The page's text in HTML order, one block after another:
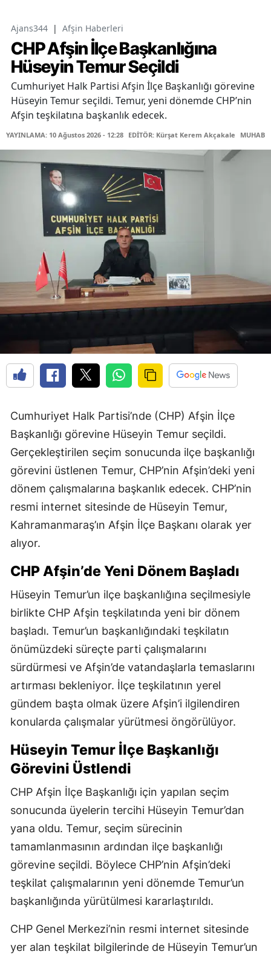
Ajans344 | Afşin Haberleri
CHP Afşin İlçe Başkanlığına
Hüseyin Temur Seçildi
Cumhuriyet Halk Partisi Afşin İlçe Başkanlığı görevine
Hüseyin Temur seçildi. Temur, yeni dönemde CHP’nin
Afşin teşkilatına başkanlık edecek.
YAYINLAMA: 10 Ağustos 2026 - 12:28 EDİTÖR: Kürşat Kerem Akçakale
Cumhuriyet Halk Partisi’nde (CHP) Afşin İlçe
Başkanlığı görevine Hüseyin Temur seçildi.
Gerçekleştirilen seçim sonucunda ilçe başkanlığı
görevini üstlenen Temur, CHP’nin Afşin’deki yeni
dönem çalışmalarına başkanlık edecek. CHP’nin
resmi internet sitesinde de Hüseyin Temur,
Kahramanmaraş’ın Afşin İlçe Başkanı olarak yer
alıyor.
CHP Afşin’de Yeni Dönem Başladı
Hüseyin Temur’un ilçe başkanlığına seçilmesiyle
birlikte CHP Afşin teşkilatında yeni bir dönem
başladı. Temur’un başkanlığındaki teşkilatın
önümüzdeki süreçte parti çalışmalarını
sürdürmesi ve Afşin’de vatandaşlarla temaslarını
artırması bekleniyor. İlçe teşkilatının yerel
gündem başta olmak üzere Afşin’i ilgilendiren
konularda çalışmalar yürütmesi öngörülüyor.
Hüseyin Temur İlçe Başkanlığı
Görevini Üstlendi
CHP Afşin İlçe Başkanlığı için yapılan seçim
sonucunda üyelerin tercihi Hüseyin Temur’dan
yana oldu. Temur, seçim sürecinin
tamamlanmasının ardından ilçe başkanlığı
görevine seçildi. Böylece CHP’nin Afşin’deki
teşkilat çalışmalarının yeni dönemde Temur’un
başkanlığında yürütülmesi kararlaştırıldı.
CHP Genel Merkezi’nin resmi internet sitesinde
yer alan teşkilat bilgilerinde de Hüseyin Temur’un